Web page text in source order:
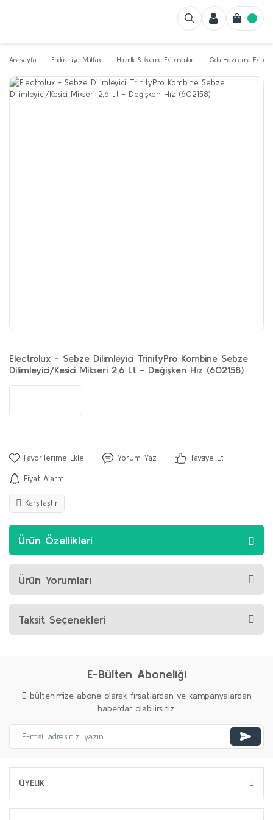
Anasayfa Endüstriyel Mutfak Hazırlık & İşleme Ekipmanları Gıda Hazırlama
Electrolux - Sebze Dilimleyici TrinityPro Kombine Sebze
Dilimleyici/Kesici Mikseri 2,6 Lt - Değişken Hız (602158)
Yorum Yaz Tavsiye Et
Fiyat Alarmı
Karşılaştır
Ürün Özellikleri
Ürün Yorumları
Taksit Seçenekleri
E-Bülten Aboneliği
E-bültenimize abone olarak fırsatlardan ve kampanyalardan
haberdar olabilirsiniz.
ÜYELİK